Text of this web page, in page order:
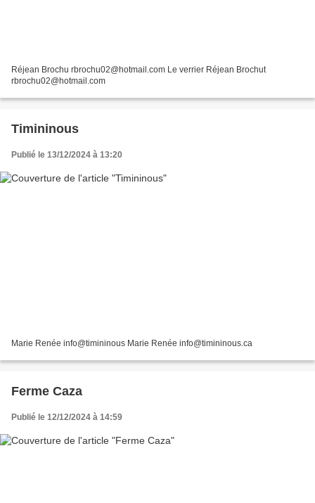
Réjean Brochu rbrochu02@hotmail.com Le verrier Réjean Brochut
rbrochu02@hotmail.com
Timininous
Publié le 13/12/2024 à 13:20
Marie Renée info@timininous Marie Renée info@timininous.ca
Ferme Caza
Publié le 12/12/2024 à 14:59